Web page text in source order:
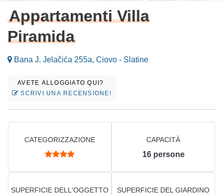
Appartamenti Villa
Piramida
Bana J. Jelačića 255a, Ciovo - Slatine
AVETE ALLOGGIATO QUI?
SCRIVI UNA RECENSIONE!
CATEGORIZZAZIONE CAPACITÀ
16 persone
SUPERFICIE DELL'OGGETTO SUPERFICIE DEL GIARDINO